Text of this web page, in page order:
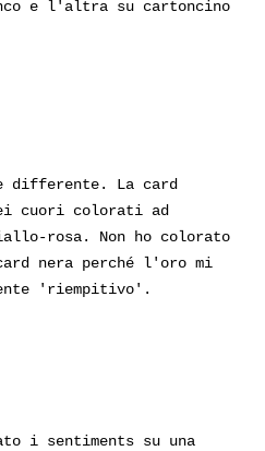
e l'altra su cartoncino
differente. La card
cuori colorati ad
rosa. Non ho colorato
nera perché l'oro mi
'riempitivo'.
i sentiments su una